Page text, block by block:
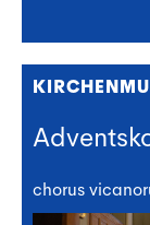
chorus